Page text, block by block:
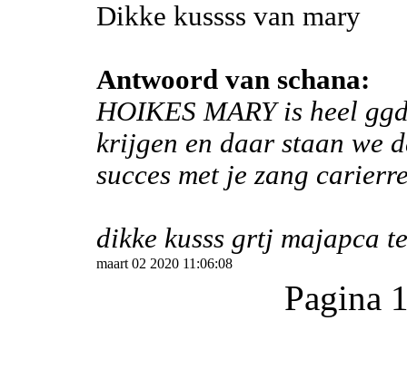
Dikke kussss van mary
Antwoord van schana:
HOIKES MARY is heel
krijgen en daar staan we
succes met je zang
dikke kusss grtj majapca
maart 02 2020 11:06:08
Pagina